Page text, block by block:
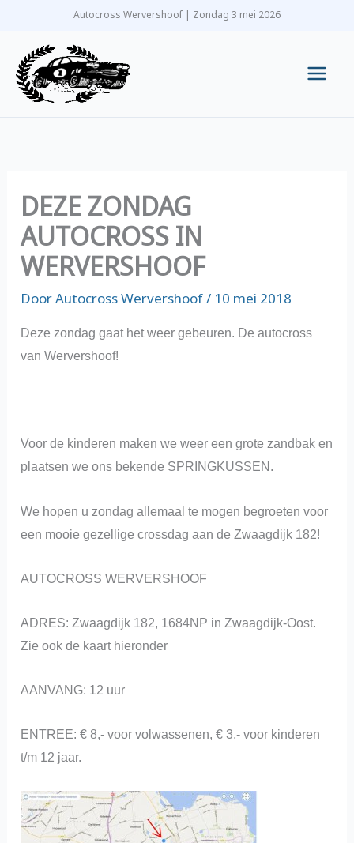
inhoud
Autocross Wervershoof | Zondag 3 mei 2026
DEZE ZONDAG
AUTOCROSS IN
WERVERSHOOF
DoorAutocross Wervershoof/ 10 mei 2018
Deze zondag gaat het weer gebeuren. De autocross
van Wervershoof!
Voor de kinderen maken we weer een grote zandbak en
plaatsen we ons bekende SPRINGKUSSEN.
We hopen u zondag allemaal te mogen begroeten voor
een mooie gezellige crossdag aan de Zwaagdijk 182!
AUTOCROSS WERVERSHOOF
ADRES: Zwaagdijk 182, 1684NP in Zwaagdijk-Oost.
Zie ook de kaart hieronder
AANVANG: 12 uur
ENTREE: € 8,- voor volwassenen, € 3,- voor kinderen
t/m 12 jaar.